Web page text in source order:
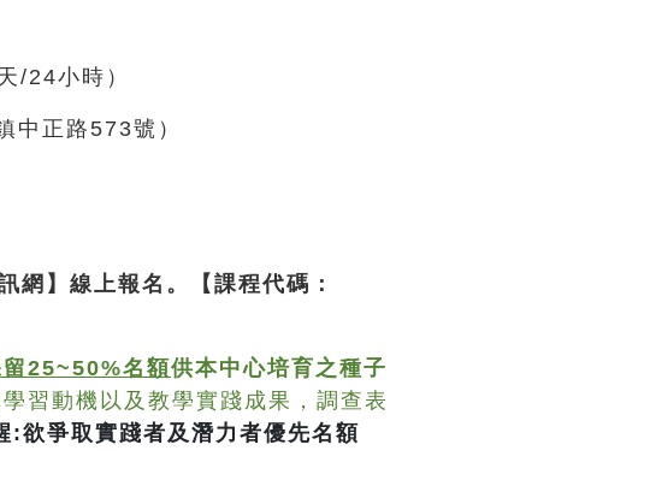
/24小時）
中正路573號）
網】 線上報名。【課程代碼：
25~50%名額供本中心培育之種子
學習動機以及教學實踐成果，調查表
:欲爭取實踐者及潛力者優先名額